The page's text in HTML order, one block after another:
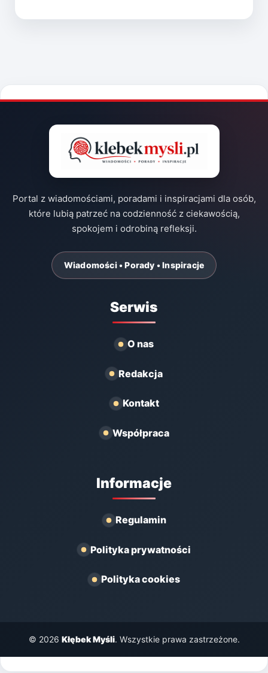
Portal z wiadomościami, poradami i inspiracjami dla osób,
które lubią patrzeć na codzienność z ciekawością,
spokojem i odrobiną refleksji.
Wiadomości • Porady • Inspiracje
Serwis
O nas
Redakcja
Kontakt
Współpraca
Informacje
Regulamin
Polityka prywatności
Polityka cookies
© 2026 Kłębek Myśli. Wszystkie prawa zastrzeżone.